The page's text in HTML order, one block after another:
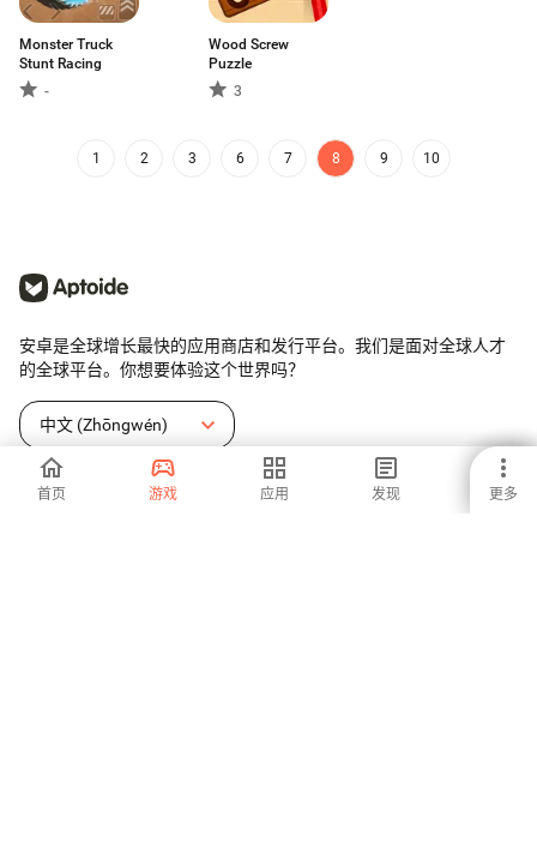
首页 游戏 应用 发现 更多
Monster Truck
Stunt Racing
-
Wood Screw
Puzzle
3
1 2 3 6 7 8 9 10
安卓是全球增长最快的应用商店和发行平台。我们是面对全球人才
的全球平台。你想要体验这个世界吗？
中文 (Zhōngwén)